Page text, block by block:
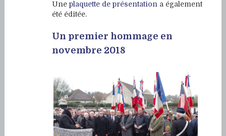
Une plaquette de présentation a également
été éditée.
Un premier hommage en
novembre 2018